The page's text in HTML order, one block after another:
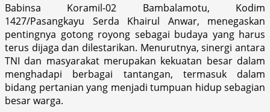
Babinsa Koramil-02 Bambalamotu, Kodim
1427/Pasangkayu Serda Khairul Anwar, menegaskan
pentingnya gotong royong sebagai budaya yang harus
terus dijaga dan dilestarikan. Menurutnya, sinergi antara
TNI dan masyarakat merupakan kekuatan besar dalam
menghadapi berbagai tantangan, termasuk dalam
bidang pertanian yang menjadi tumpuan hidup sebagian
besar warga.